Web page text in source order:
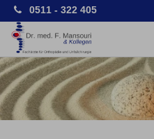
0511 - 322 405